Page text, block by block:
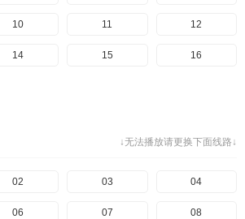
10 11 12
14 15 16
↓无法播放请更换下面线路↓
02 03 04
06 07 08